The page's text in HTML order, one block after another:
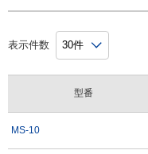
表示件数
型番
MS-10